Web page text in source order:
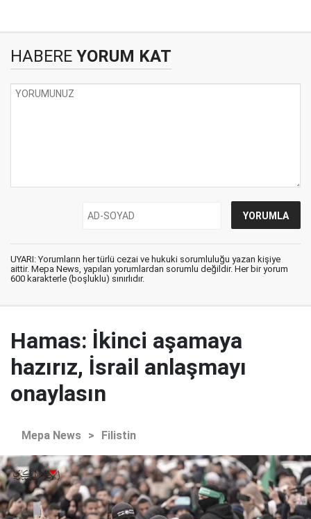
HABERE YORUM KAT
UYARI: Yorumların her türlü cezai ve hukuki sorumluluğu yazan kişiye
aittir. Mepa News, yapılan yorumlardan sorumlu değildir. Her bir yorum
600 karakterle (boşluklu) sınırlıdır.
Hamas: İkinci aşamaya
hazırız, İsrail anlaşmayı
onaylasın
Mepa News > Filistin